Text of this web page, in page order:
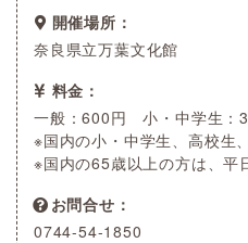
開催場所
奈良県立万葉文化館
料金
一般：600円 小・中学生：
※国内の小・中学生、高校生
※国内の65歳以上の方は、平
お問合せ
0744-54-1850